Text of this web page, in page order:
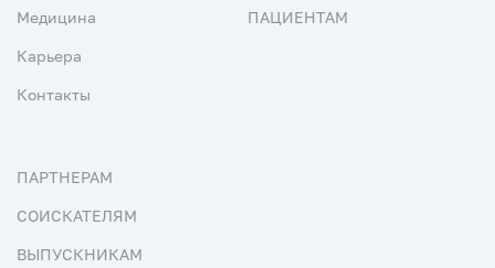
Медицина
Карьера
Контакты
ПАЦИЕНТАМ
ПАРТНЕРАМ
СОИСКАТЕЛЯМ
ВЫПУСКНИКАМ